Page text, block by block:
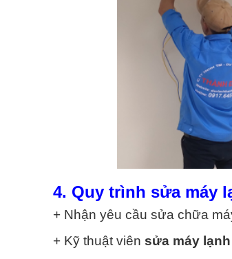
4. Quy trình sửa máy
+ Nhận yêu cầu sửa chữa
+ Kỹ thuật viên sửa máy